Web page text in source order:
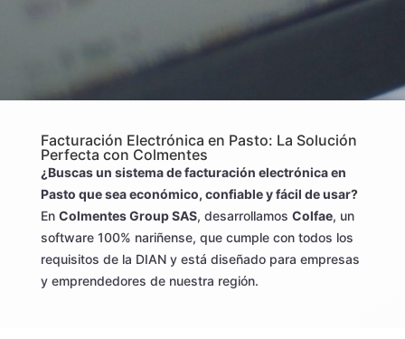
Facturación Electrónica en Pasto: La Solución
Perfecta con Colmentes
¿Buscas un sistema de facturación electrónica en
Pasto que sea económico, confiable y fácil de usar?
En Colmentes Group SAS, desarrollamos Colfae, un
software 100% nariñense, que cumple con todos los
requisitos de la DIAN y está diseñado para empresas
y emprendedores de nuestra región.